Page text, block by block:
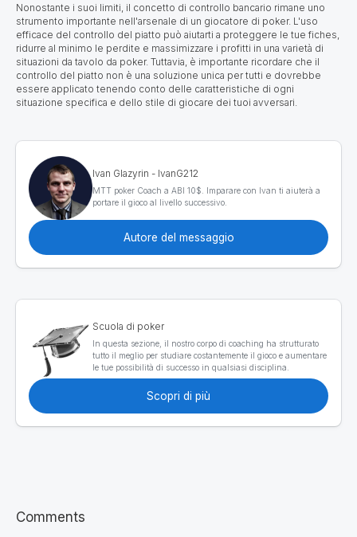
Nonostante i suoi limiti, il concetto di controllo bancario rimane uno
strumento importante nell'arsenale di un giocatore di poker. L'uso
efficace del controllo del piatto può aiutarti a proteggere le tue fiches,
ridurre al minimo le perdite e massimizzare i profitti in una varietà di
situazioni da tavolo da poker. Tuttavia, è importante ricordare che il
controllo del piatto non è una soluzione unica per tutti e dovrebbe
essere applicato tenendo conto delle caratteristiche di ogni
situazione specifica e dello stile di giocare dei tuoi avversari.
Ivan Glazyrin - IvanG212
MTT poker Coach a ABI 10$. Imparare con Ivan ti aiuterà a
portare il gioco al livello successivo.
Autore del messaggio
Scuola di poker
In questa sezione, il nostro corpo di coaching ha strutturato
tutto il meglio per studiare costantemente il gioco e aumentare
le tue possibilità di successo in qualsiasi disciplina.
Scopri di più
Comments